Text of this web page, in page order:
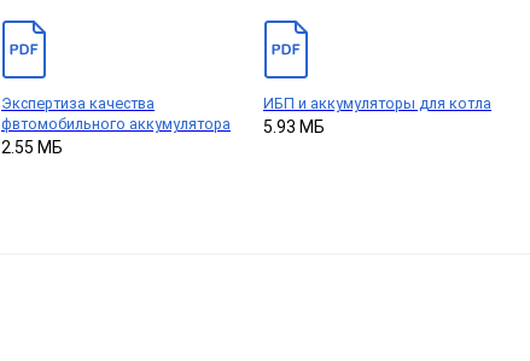
Экспертиза качества
фвтомобильного аккумулятора
2.55 МБ
ИБП и аккумуляторы для котла
5.93 МБ